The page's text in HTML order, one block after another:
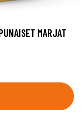
MARJAT